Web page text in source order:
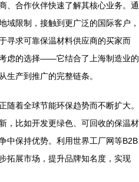
、合作伙伴快速了解其核心业务。通
域限制，接触到更广泛的国际客户，
寻求可靠保温材料供应商的买家而
虑的选择——它结合了上海制造业的
生产到推广的完整链条。
随着全球节能环保趋势而不断扩大。
，比如开发更绿色、可回收的保温材
中保持优势。利用世界工厂网等B2B
拓展市场，提升品牌知名度，实现